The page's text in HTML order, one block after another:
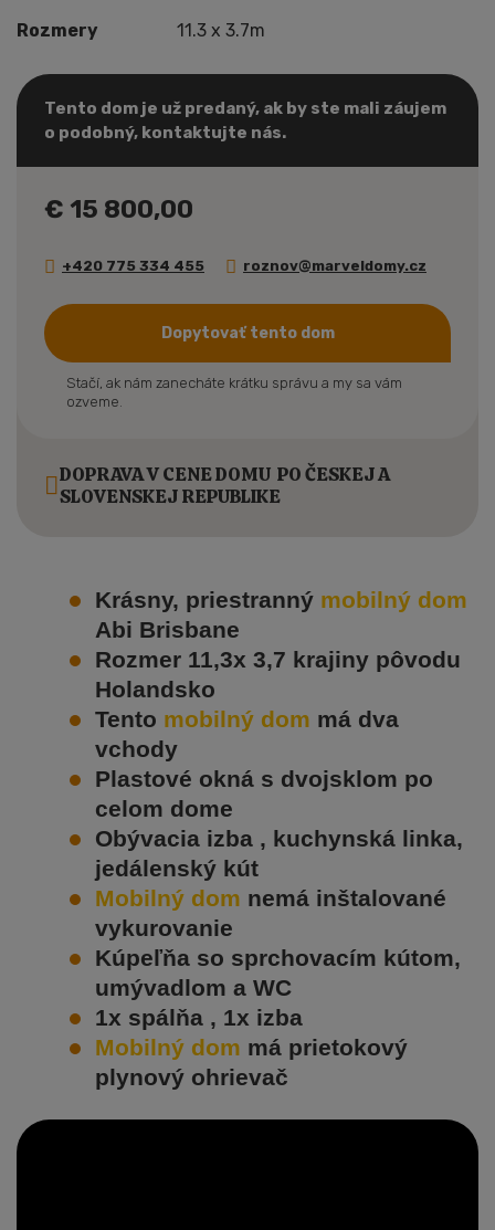
Rozmery 11.3 x 3.7m
Tento dom je už predaný, ak by ste mali záujem
o podobný, kontaktujte nás.
€ 15 800,00
+420 775 334 455 roznov@marveldomy.cz
Dopytovať tento dom
Stačí, ak nám zanecháte krátku správu a my sa vám
ozveme.
DOPRAVA V CENE DOMU PO ČESKEJ A
SLOVENSKEJ REPUBLIKE
Krásny, priestranný mobilný dom
Abi Brisbane
Rozmer 11,3x 3,7 krajiny pôvodu
Holandsko
Tento mobilný dom má dva
vchody
Plastové okná s dvojsklom po
celom dome
Obývacia izba , kuchynská linka,
jedálenský kút
Mobilný dom nemá inštalované
vykurovanie
Kúpeľňa so sprchovacím kútom,
umývadlom a WC
1x spálňa , 1x izba
Mobilný dom má prietokový
plynový ohrievač